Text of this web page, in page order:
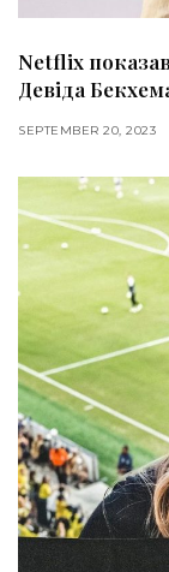
Netflix
Девіда
SEPTEMBER 20, 2023